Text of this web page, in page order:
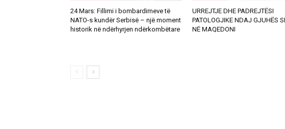
24 Mars: Fillimi i bombardimeve të
NATO-s kundër Serbisë – një moment
historik në ndërhyrjen ndërkombëtare
URREJTJE DHE PADREJTËSI
PATOLOGJIKE NDAJ GJUHËS
NË MAQEDONI